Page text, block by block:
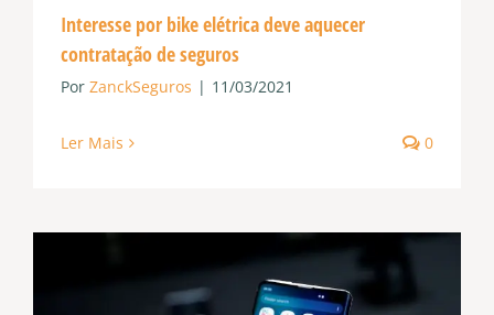
Interesse por bike elétrica deve aquecer
contratação de seguros
Por ZanckSeguros | 11/03/2021
Ler Mais 0